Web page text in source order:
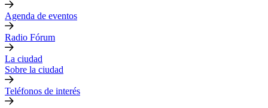
Agenda de eventos
Radio Fórum
La ciudad
Sobre la ciudad
Teléfonos de interés